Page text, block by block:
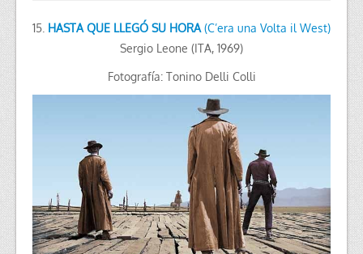
15. HASTA QUE LLEGÓ SU HORA(C’era una Volta il West)
Sergio Leone (ITA, 1969)
Fotografía: Tonino Delli Colli